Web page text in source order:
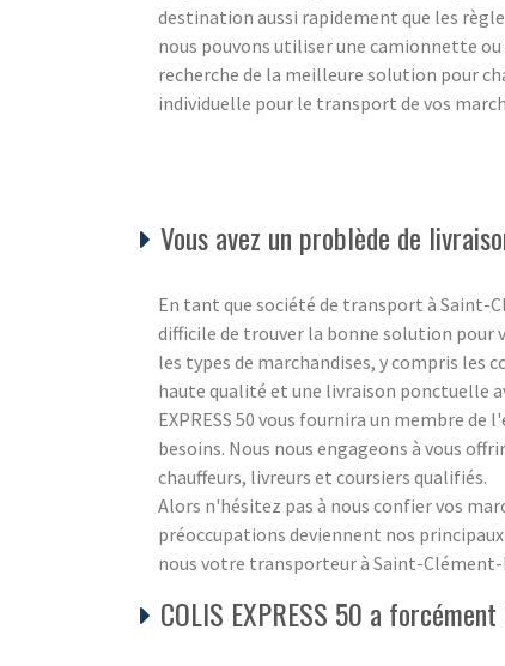
destination aussi rapidement que les
nous pouvons utiliser une camionnette
recherche de la meilleure solution pour
individuelle pour le transport de vos
Vous avez un problède de
En tant que société de transport à Saint-
difficile de trouver la bonne solution pour
les types de marchandises, y compris les
haute qualité et une livraison ponctuelle
EXPRESS 50 vous fournira un membre
besoins. Nous nous engageons à vous
chauffeurs, livreurs et coursiers qualifiés.
Alors n'hésitez pas à nous confier vos
préoccupations deviennent nos
nous votre transporteur à Saint-Clément-
COLIS EXPRESS 50 a